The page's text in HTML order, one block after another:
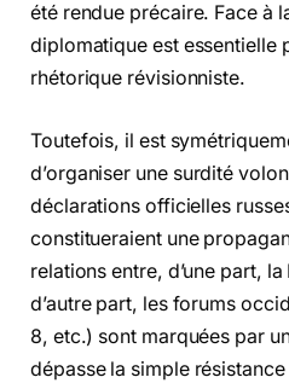
été rendue précaire. Face à
diplomatique est essentielle
rhétorique révisionniste.
Toutefois, il est
d’organiser une surdité
déclarations officielles
constitueraient une
relations entre, d’une part,
d’autre part, les forums
8, etc.) sont marquées par
dépasse la simple